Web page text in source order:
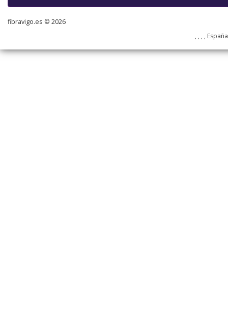
fibravigo.es © 2026
, , , ,